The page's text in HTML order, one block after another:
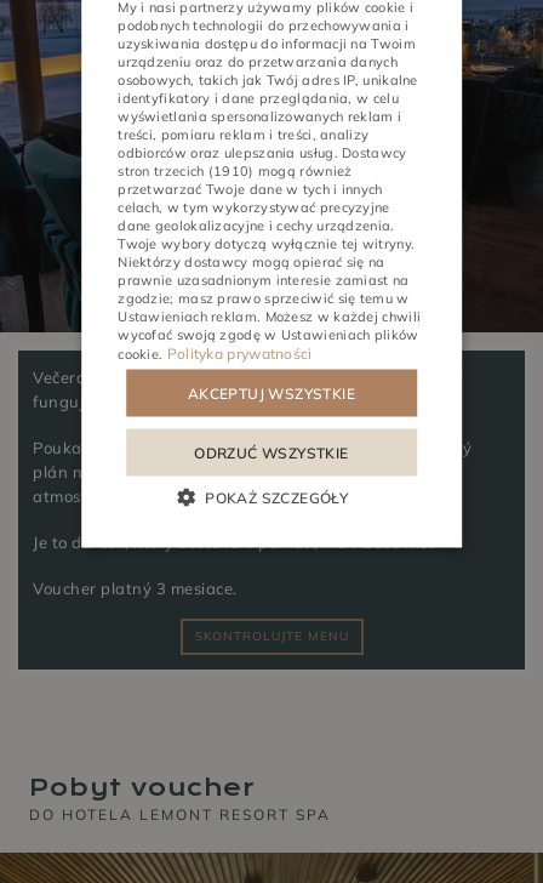
AKTIVITY STRETNUTIA
Večera pre dvoch je jedným z tých darčekov, ktoré vždy
fungujú.
Poukaz do reštaurácie Lemon vám poskytne jednoduchý
plán na dobrý večer - s lešteným menu a uvoľnenou
atmosférou.
Je to darček, ktorý zostáva v pamäti, nie v zásuvke.
Voucher platný 3 mesiace.
SKONTROLUJTE MENU
Pobyt voucher
DO HOTELA LEMONT RESORT SPA
POLISH
ENGLISH
GERMAN
CZECH
My i nasi partnerzy używamy plików cookie i
podobnych technologii do przechowywania i
uzyskiwania dostępu do informacji na Twoim
urządzeniu oraz do przetwarzania danych
osobowych, takich jak Twój adres IP, unikalne
identyfikatory i dane przeglądania, w celu
wyświetlania spersonalizowanych reklam i
treści, pomiaru reklam i treści, analizy
odbiorców oraz ulepszania usług. Dostawcy
stron trzecich (1910) mogą również
przetwarzać Twoje dane w tych i innych
celach, w tym wykorzystywać precyzyjne
dane geolokalizacyjne i cechy urządzenia.
Twoje wybory dotyczą wyłącznie tej witryny.
Niektórzy dostawcy mogą opierać się na
prawnie uzasadnionym interesie zamiast na
zgodzie; masz prawo sprzeciwić się temu w
Ustawieniach reklam . Możesz w każdej chwili
wycofać swoją zgodę w Ustawieniach plików
cookie Polityka prywatności
AKCEPTUJ WSZYSTKIE
ODRZUĆ WSZYSTKIE
POKAŻ SZCZEGÓŁY